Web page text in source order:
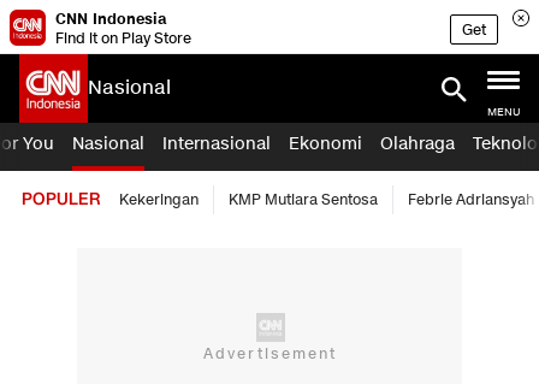
CNN Indonesia
Find it on Play Store
Get
Nasional
MENU
You Nasional Internasional Ekonomi Olahraga
POPULER Kekeringan KMP Mutiara Sentosa Febrie Adriansyah